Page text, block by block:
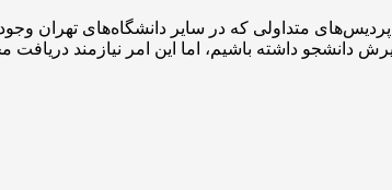
متداولی که در سایر دانشگاه‌های تهران
دانشجو داشته باشیم، اما این امر نیازمند